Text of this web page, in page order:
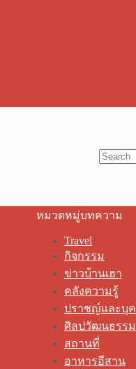
หมวดหมู่บทความ
Travel
กิจกรรม
ข่าวบ้านเฮา
คลังความรู้
ปราชญ์และบุ
ศิลปวัฒนธรรม
สถานที่
อาหารอีสาน